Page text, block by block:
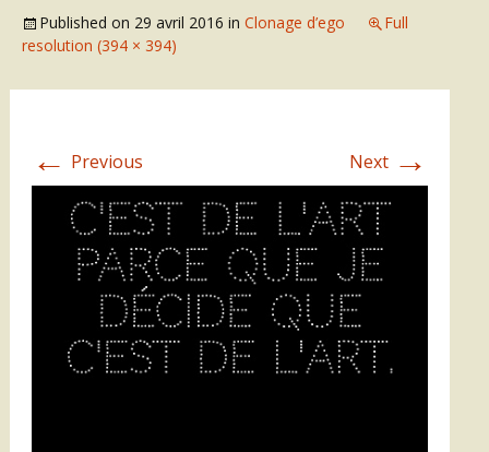
Published on 29 avril 2016 in Clonage d’ego
Full
resolution (394 × 394)
← Previous Next →